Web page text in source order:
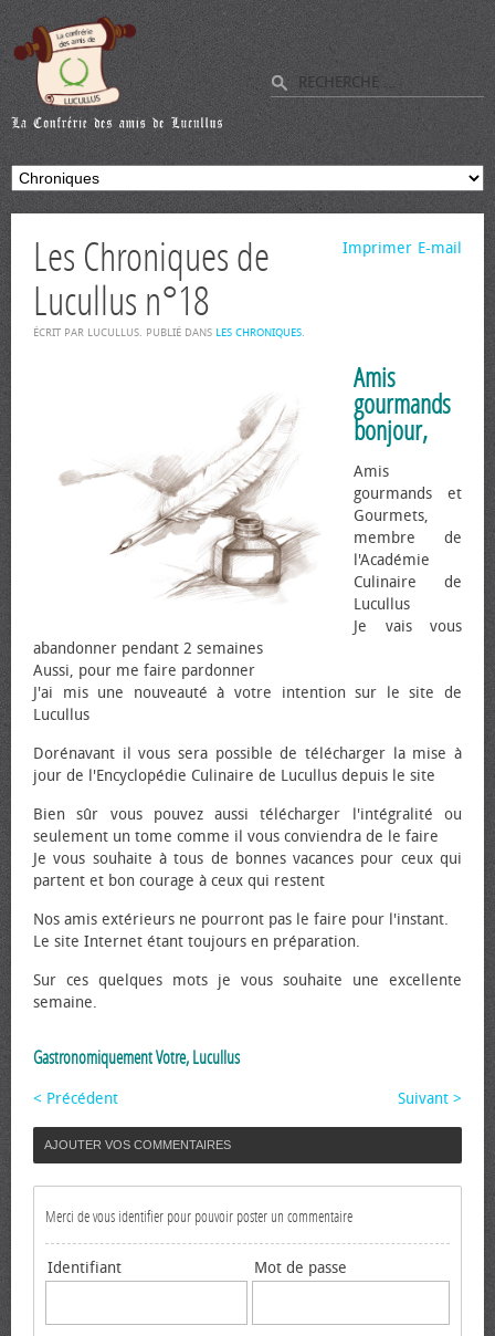
E-mail
Imprimer
Les Chroniques de
Lucullus n°18
ÉCRIT PAR LUCULLUS. PUBLIÉ DANS LES CHRONIQUES.
Amis
gourmands
bonjour,
Amis
gourmands et
Gourmets,
membre de
l'Académie
Culinaire de
Lucullus
Je vais vous
abandonner pendant 2 semaines
Aussi, pour me faire pardonner
J'ai mis une nouveauté à votre intention sur le site de
Lucullus
Dorénavant il vous sera possible de télécharger la mise à
jour de l'Encyclopédie Culinaire de Lucullus depuis le site
Bien sûr vous pouvez aussi télécharger l'intégralité ou
seulement un tome comme il vous conviendra de le faire
Je vous souhaite à tous de bonnes vacances pour ceux qui
partent et bon courage à ceux qui restent
Nos amis extérieurs ne pourront pas le faire pour l'instant.
Le site Internet étant toujours en préparation.
Sur ces quelques mots je vous souhaite une excellente
semaine.
Gastronomiquement Votre, Lucullus
< Précédent Suivant >
AJOUTER VOS COMMENTAIRES
Merci de vous identifier pour pouvoir poster un commentaire
Identifiant Mot de passe